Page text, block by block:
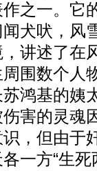
之一。它
犬吠，风
讲述了在
围数个人
苏鸿基的
害的灵魂
，但由于
一方“生死